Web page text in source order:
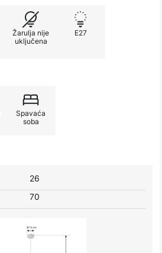
Žarulja nije
uključena
E27
Spavaća
soba
26
70